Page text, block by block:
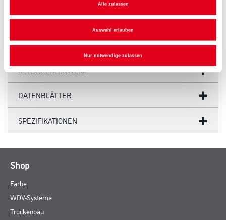
Alle zulassen
Auswahl erlauben
Nur notwendige zulassen
ZUSATZINFOS
GEFAHRENHINWEISE
DATENBLÄTTER
SPEZIFIKATIONEN
Shop
Farbe
WDV-Systeme
Trockenbau